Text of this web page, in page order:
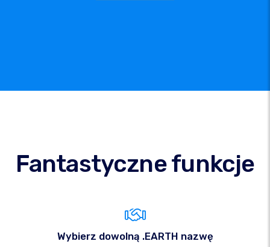
Fantastyczne funkcje
Wybierz dowolną .EARTH nazwę